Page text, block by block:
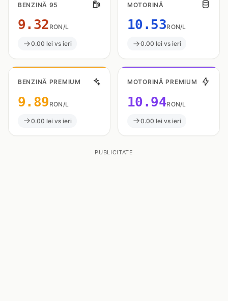
BENZINĂ 95
9.32 RON/L
0.00 lei vs ieri
MOTORINĂ
10.53RON/L
0.00 lei vs ieri
BENZINĂ PREMIUM
9.89 RON/L
0.00 lei vs ieri
MOTORINĂ PREMIUM
10.94RON/L
0.00 lei vs ieri
PUBLICITATE